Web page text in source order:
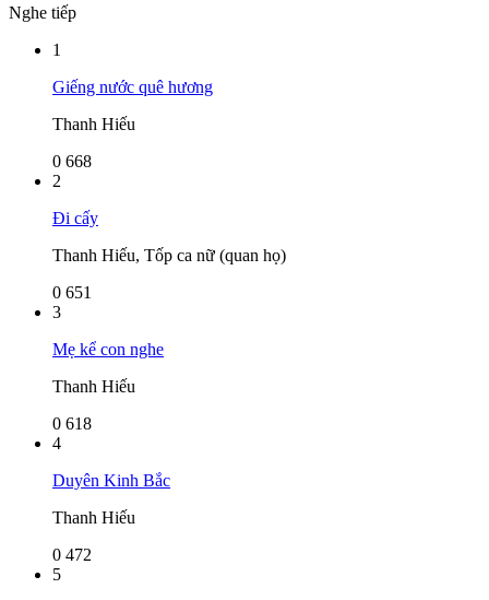
Nghe tiếp
1
Giếng nước quê hương
Thanh Hiếu
0 668
2
Đi cấy
Thanh Hiếu, Tốp ca nữ (quan họ)
0 651
3
Mẹ kể con nghe
Thanh Hiếu
0 618
4
Duyên Kinh Bắc
Thanh Hiếu
0 472
5